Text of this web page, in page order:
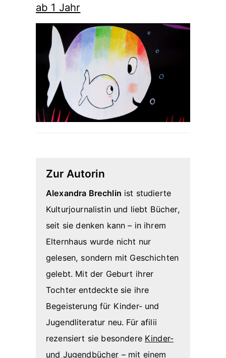
ab 1 Jahr
Zur Autorin
Alexandra Brechlin ist studierte
Kulturjournalistin und liebt Bücher,
seit sie denken kann – in ihrem
Elternhaus wurde nicht nur
gelesen, sondern mit Geschichten
gelebt. Mit der Geburt ihrer
Tochter entdeckte sie ihre
Begeisterung für Kinder- und
Jugendliteratur neu. Für afilii
rezensiert sie besondere Kinder-
und Jugendbücher – mit einem